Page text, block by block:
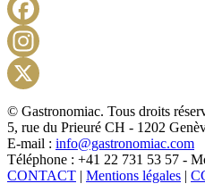
© Gastronomiac. Tous droits
5, rue du Prieuré CH - 1202
E-mail : info@gastronomiac.com
Téléphone : +41 22 731 53 57 -
CONTACT | Mentions légales |